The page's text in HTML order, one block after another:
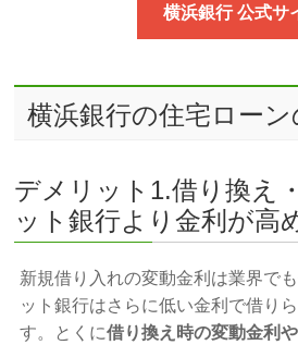
横浜銀行 公式サ
横浜銀行の住宅ロー
デメリット1.借り換え
ット銀行より金利が高
新規借り入れの変動金利は業界で
ット銀行はさらに低い金利で借り
す。とくに借り換え時の変動金利